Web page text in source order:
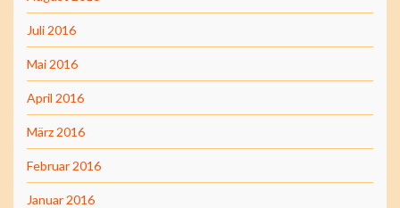
Juli 2016
Mai 2016
April 2016
März 2016
Februar 2016
Januar 2016